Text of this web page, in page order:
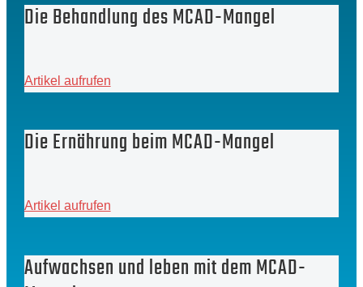
Die Behandlung des MCAD-Mangel
Artikel aufrufen
Die Ernährung beim MCAD-Mangel
Artikel aufrufen
Aufwachsen und leben mit dem MCAD-